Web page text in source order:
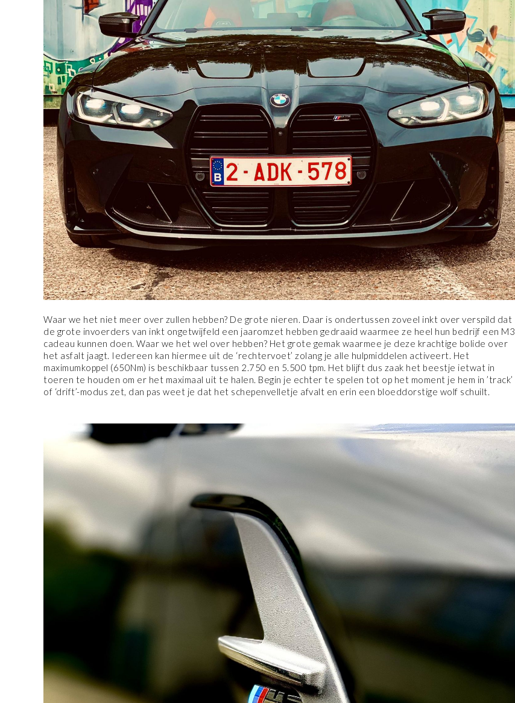
Waar we het niet meer over zullen hebben? De grote nieren. Daar is ondertussen zoveel inkt over verspild dat
de grote invoerders van inkt ongetwijfeld een jaaromzet hebben gedraaid waarmee ze heel hun bedrijf een M3
cadeau kunnen doen. Waar we het wel over hebben? Het grote gemak waarmee je deze krachtige bolide over
het asfalt jaagt. Iedereen kan hiermee uit de ‘rechtervoet’ zolang je alle hulpmiddelen activeert. Het
maximumkoppel (650Nm) is beschikbaar tussen 2.750 en 5.500 tpm. Het blijft dus zaak het beestje ietwat in
toeren te houden om er het maximaal uit te halen. Begin je echter te spelen tot op het moment je hem in ’track’
of ‘drift’-modus zet, dan pas weet je dat het schepenvelletje afvalt en erin een bloeddorstige wolf schuilt.